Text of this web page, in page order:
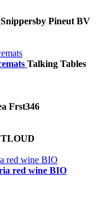
Snippersby Pineut BV
Talking Tables
Frst346
red wine BIO